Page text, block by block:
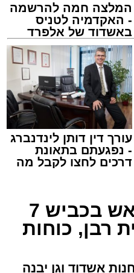
העניקו טיפול רפואי
בזמן רכיבה על אופניים
(שלושה בני דודים
האמבולנס של
המלצה חמה להרשמה
- האקדמיה לטניס
באשדוד של אלפרד
קריאולנסקי - לילדים
עורך דין דותן לינדנברג
- נפגעתם בתאונת
דרכים לחצו לקבל מה
אוטובוס עלה באש בכביש 7
רבן, כוחות
אשדוד וגן יבנה